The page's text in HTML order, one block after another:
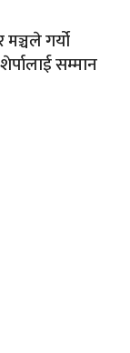
गर्यो
सम्मान